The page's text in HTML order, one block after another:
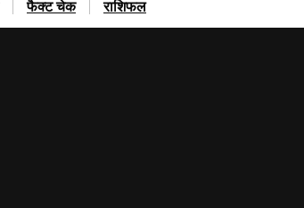
फैक्ट चेक राशिफल